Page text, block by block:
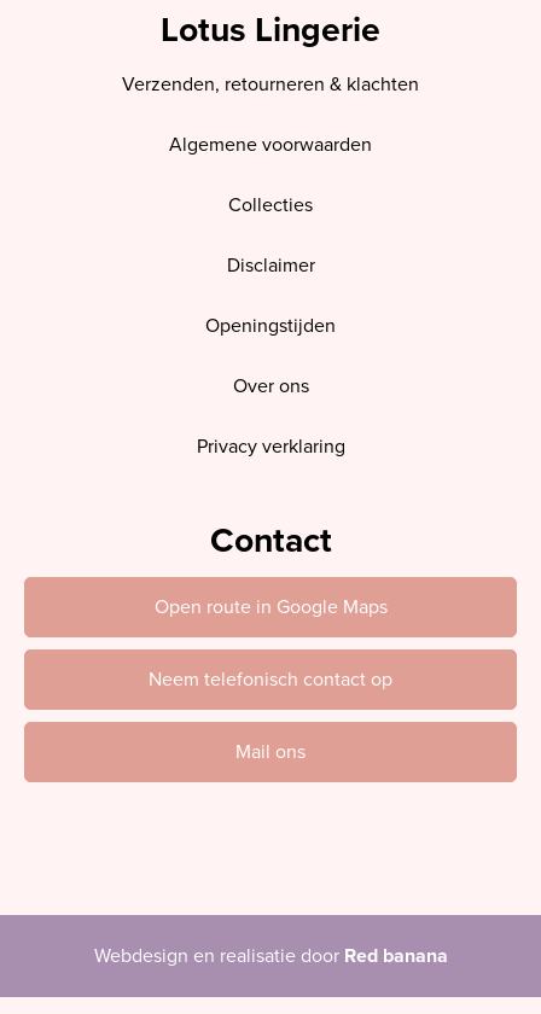
Lotus Lingerie
Verzenden, retourneren & klachten
Algemene voorwaarden
Collecties
Disclaimer
Openingstijden
Over ons
Privacy verklaring
Contact
Open route in Google Maps
Neem telefonisch contact op
Mail ons
Webdesign en realisatie door Red banana